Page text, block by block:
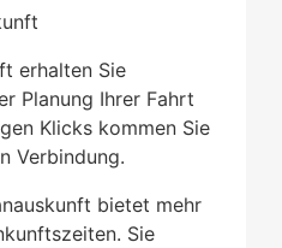
erhalten Sie
Planung Ihrer Fahrt
Klicks kommen Sie
Verbindung.
bietet mehr
Sie